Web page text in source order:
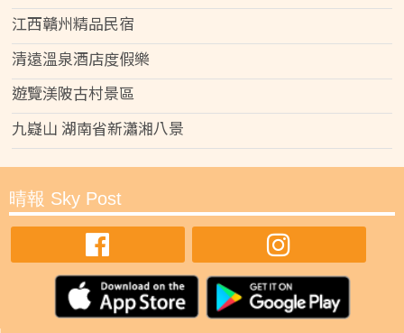
江西贛州精品民宿
清遠溫泉酒店度假樂
遊覽渼陂古村景區
九嶷山 湖南省新瀟湘八景
晴報 Sky Post